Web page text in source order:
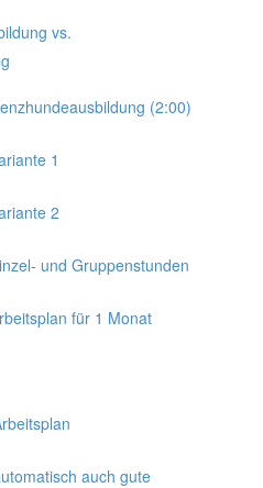
vs.
(2:00)
1
2
und Gruppenstunden
für 1 Monat
auch gute